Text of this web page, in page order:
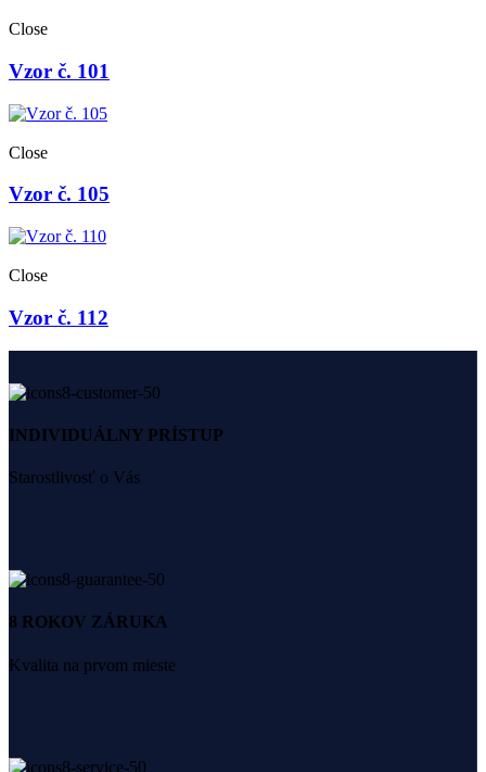
Close
Vzor č. 101
Close
Vzor č. 105
Close
Vzor č. 112
INDIVIDUÁLNY PRÍSTUP
Starostlivosť o Vás
8 ROKOV ZÁRUKA
Kvalita na prvom mieste